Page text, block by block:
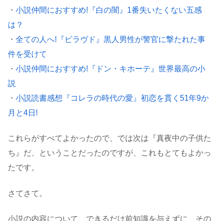
・ 小説仲間におすすめ!『白の闇』1番失いたくない五感
は？
・ 全ての人へ!『ビラヴド』黒人男性が警官に撃たれた事
件を受けて
・ 小説仲間におすすめ!『ドン・キホーテ』世界最高の小
説
・ 小説読書感想『コレラの時代の愛』初恋を貫く51年9か
月と4日!
これらがすべてよかったので、では次は『真夜中の子供た
ち』だ、ということだったのですが、これもとてもよかっ
たです。
さてさて。
小説の内容について、できるだけ前知識を与えずに、その